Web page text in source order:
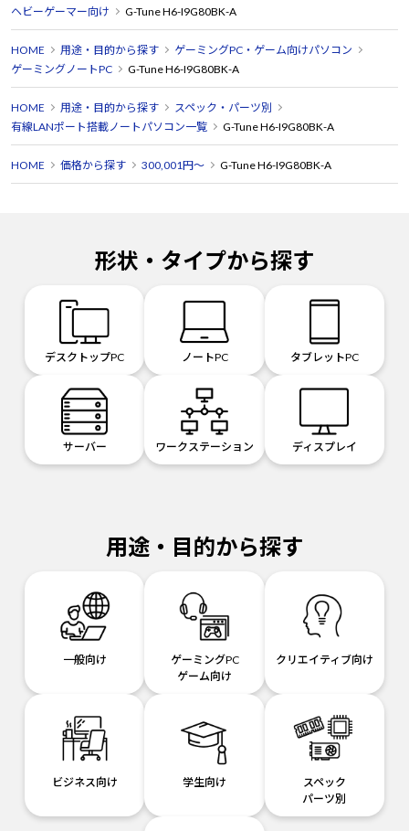
ヘビーゲーマー向け
G-Tune H6-I9G80BK-A
HOME 用途・目的から探す
ゲーミングPC・ゲーム向けパソコン
ゲーミングノートPC
G-Tune H6-I9G80BK-A
HOME 用途・目的から探す
スペック・パーツ別
有線LANポート搭載ノートパソコン一覧
G-Tune H6-I9G80BK-A
HOME 価格から探す 300,001円～ G-Tune H6-I9G80BK-A
形状・タイプから探す
デスクトップPC ノートPC タブレットPC
サーバー ワークステーション ディスプレイ
用途・目的から探す
一般向け
ゲーミングPC
ゲーム向け
クリエイティブ向け
ビジネス向け 学生向け
スペック
パーツ別